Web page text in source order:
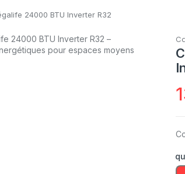
24000 BTU Inverter R32